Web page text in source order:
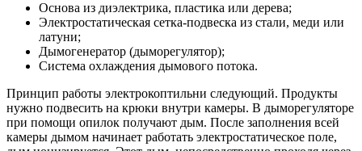
Основа из диэлектрика, пластика или дерева;
Электростатическая сетка-подвеска из стали, меди или
латуни;
Дымогенератор (дыморегулятор);
Система охлаждения дымового потока.
Принцип работы электрокоптильни следующий. Продукты
нужно подвесить на крюки внутри камеры. В дыморегуляторе
при помощи опилок получают дым. После заполнения всей
камеры дымом начинает работать электростатическое поле,